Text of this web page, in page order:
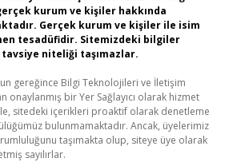
kurum ve kişiler hakkında
Gerçek kurum ve kişiler ile isim
tesadüfidir. Sitemizdeki bilgiler
niteliği taşımazlar.
gereğince Bilgi Teknolojileri ve İletişim
onaylanmış bir Yer Sağlayıcı olarak hizmet
sitedeki içerikleri proaktif olarak denetleme
bulunmamaktadır. Ancak, üyelerimiz
taşımakta olup, siteye üye olarak
sayılırlar.